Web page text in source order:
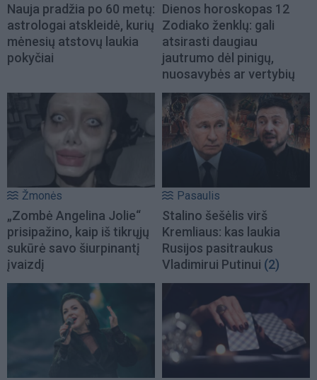
Nauja pradžia po 60 metų:
astrologai atskleidė, kurių
mėnesių atstovų laukia
pokyčiai
Dienos horoskopas 12
Zodiako ženklų: gali
atsirasti daugiau
jautrumo dėl pinigų,
nuosavybės ar vertybių
Žmonės
„Zombė Angelina Jolie“
prisipažino, kaip iš tikrųjų
sukūrė savo šiurpinantį
įvaizdį
Pasaulis
Stalino šešėlis virš
Kremliaus: kas laukia
Rusijos pasitraukus
Vladimirui Putinui (2)